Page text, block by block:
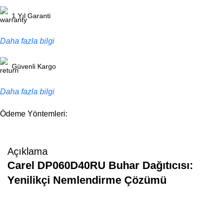
1 Yıl Garanti
Daha fazla bilgi
Güvenli Kargo
Daha fazla bilgi
Ödeme Yöntemleri:
Açıklama
Carel DP060D40RU Buhar Dağıtıcısı:
Yenilikçi Nemlendirme Çözümü